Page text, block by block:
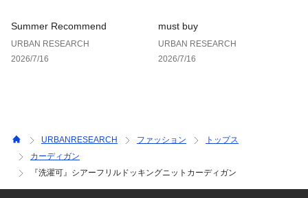
▼お気に入り登録のおすすめ▼
お気に入り登録された商品は、マイページにて現在の価格情報
透け感 : ややあり(IVORY)
伸縮性 : あり
裏地 : なし
光沢 : なし
ポケット : なし
Summer Recommend
URBAN RESEARCH
2026/7/16
must buy
URBAN RESEARCH
2026/7/16
URBANRESEARCH ファッション
トップス
カーディガン
『洗濯可』シアーフリルドッキングニットカーディガン